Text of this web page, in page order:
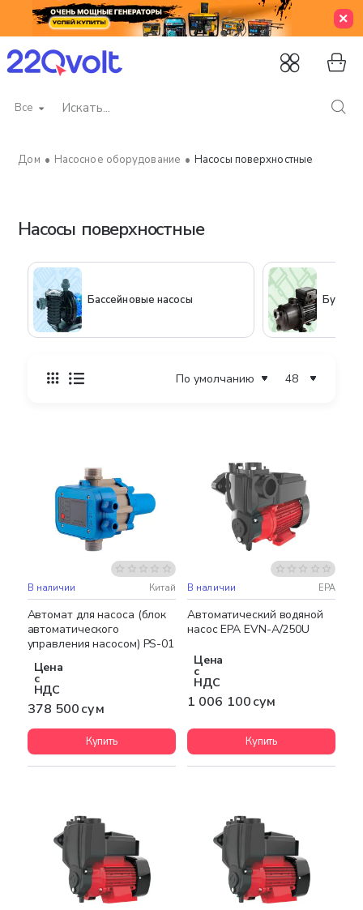
Все
Искать...
Насосы поверхностные
Насосное оборудование Насосы поверхностные
Бассейновые насосы
В наличии Китай
Автомат для насоса (блок
автоматического
управления насосом) PS-01
Цена
с
НДС
378 500 сум
Купить
В наличии EPA
Автоматический водяной
насос EPA EVN-A/250U
Цена
с
НДС
1 006 100 сум
Купить